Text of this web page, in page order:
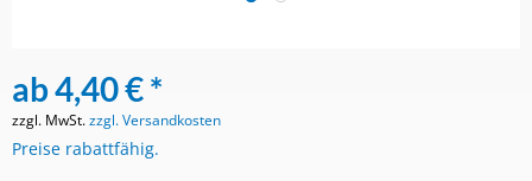
ab 4,40 € *
zzgl. MwSt.zzgl. Versandkosten
Preise rabattfähig.